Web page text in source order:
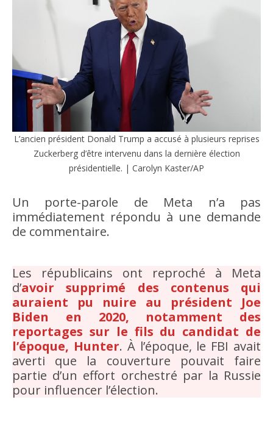
L’ancien président Donald Trump a accusé à plusieurs reprises
Zuckerberg d’être intervenu dans la dernière élection
présidentielle. | Carolyn Kaster/AP
Un porte-parole de Meta n’a pas
immédiatement répondu à une demande
de commentaire.
Les républicains ont reproché à Meta
d’avoir supprimé des contenus qui
auraient pu nuire au président Joe
Biden en 2020, notamment des
reportages sur le fils du candidat de
l’époque, Hunter. À l’époque, le FBI avait
averti que la couverture pouvait faire
partie d’un effort orchestré par la Russie
pour influencer l’élection.